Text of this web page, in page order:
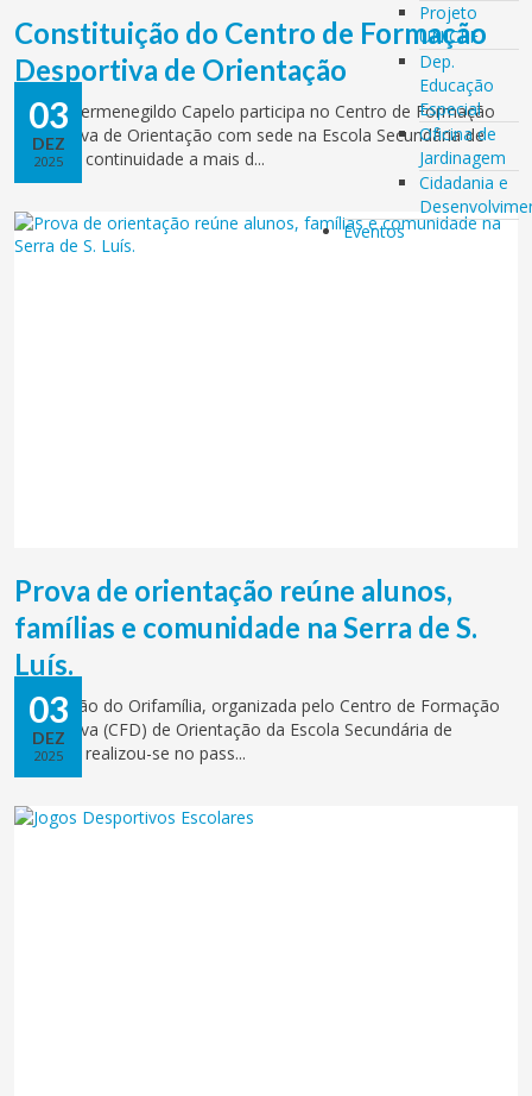
Projeto
UNICEF
Dep.
Educação
Especial
Oficina de
Jardinagem
Cidadania e
Eventos
03
DEZ
2025
Constituição do Centro de Formação
Desportiva de Orientação
Escola Hermenegildo Capelo participa no Centro de Formação
Desportiva de Orientação com sede na Escola Secundária de
Palmela, continuidade a mais d...
03
DEZ
2025
Prova de orientação reúne alunos,
famílias e comunidade na Serra de S.
Luís.
19.ª edição do Orifamília, organizada pelo Centro de Formação
Desportiva (CFD) de Orientação da Escola Secundária de
Palmela, realizou-se no pass...